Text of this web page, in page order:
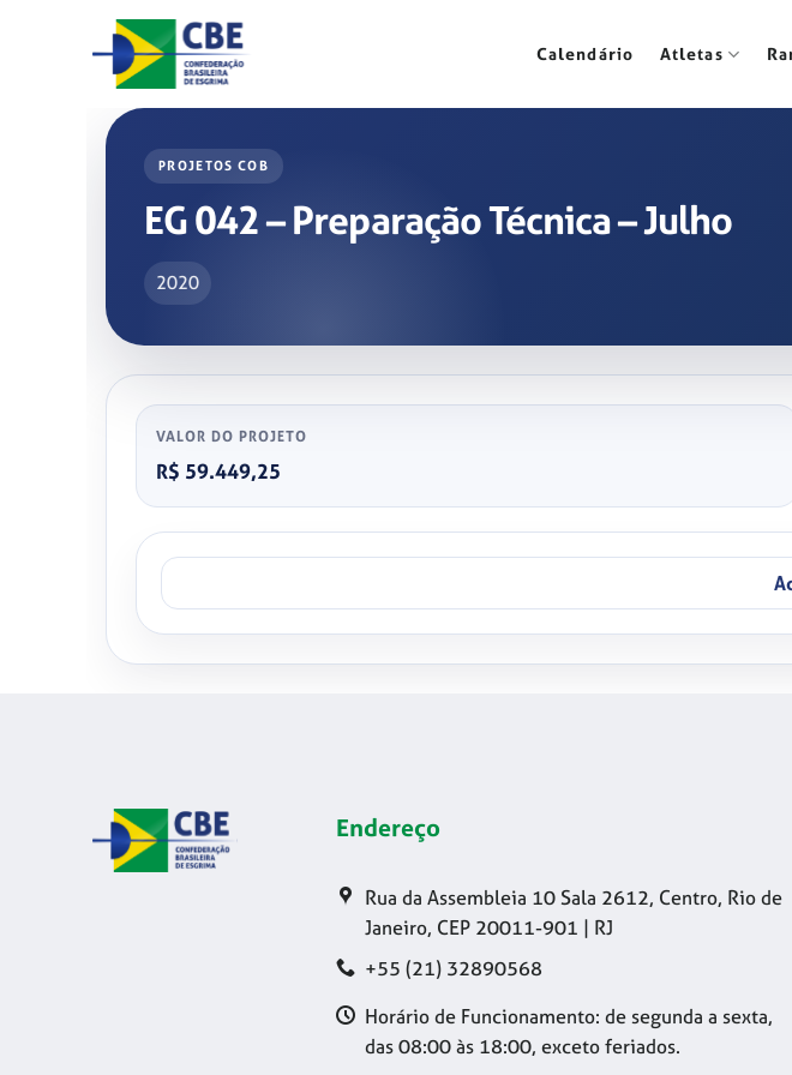
Calendário Atletas
PROJETOS COB
EG 042 – Preparação Técnica – Julho
2020
VALOR DO PROJETO
R$ 59.449,25
Endereço
Rua da Assembleia 10 Sala 2612, Centro, Rio de
Janeiro, CEP 20011-901 | RJ
+55 (21) 32890568
Horário de Funcionamento: de segunda a sexta,
das 08:00 às 18:00, exceto feriados.